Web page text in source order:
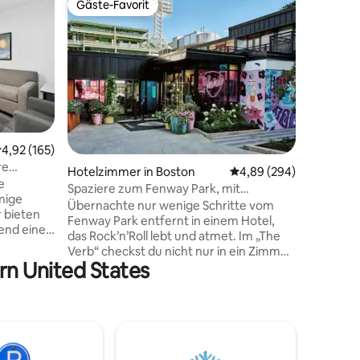
Bewertungen Bewertung: 4,92 von 5, 165 Bewertungen
4,92 (165)
bieten
eine
zu
Gäste-Favorit
Gäste-Favorit
Hotelzimmer in Boston Durchschnittliche
4,89 (294)
Spaziere zum Fenway Park, mit
kostenlosem Frühstück und Pool
Übernachte nur wenige Schritte vom
Fenway Park entfernt in einem Hotel,
das Rock’n’Roll lebt und atmet. Im „The
Verb“ checkst du nicht nur in ein Zimmer
ein – du tauchst in ein Retro-Erlebnis mit
einer Schallplattenbibliothek,
United States